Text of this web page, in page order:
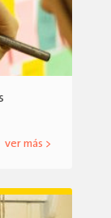
ver más >